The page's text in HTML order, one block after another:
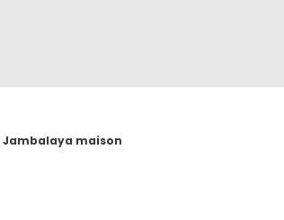
Jambalaya maison